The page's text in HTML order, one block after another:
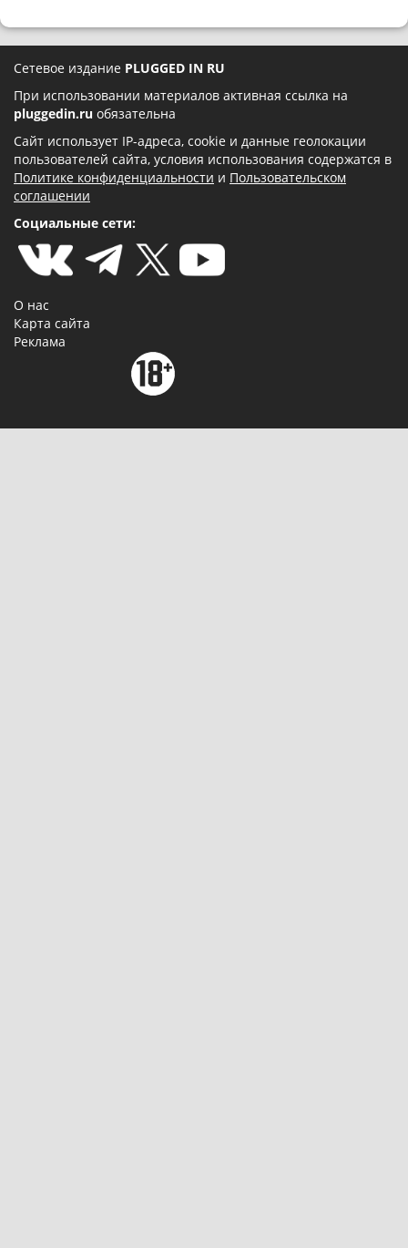
Сетевое издание PLUGGED IN RU
При использовании материалов активная ссылка на
pluggedin.ru обязательна
Сайт использует IP-адреса, cookie и данные геолокации
пользователей сайта, условия использования содержатся в
Политике конфиденциальности и Пользовательском
соглашении
Социальные сети:
О нас
Карта сайта
Реклама